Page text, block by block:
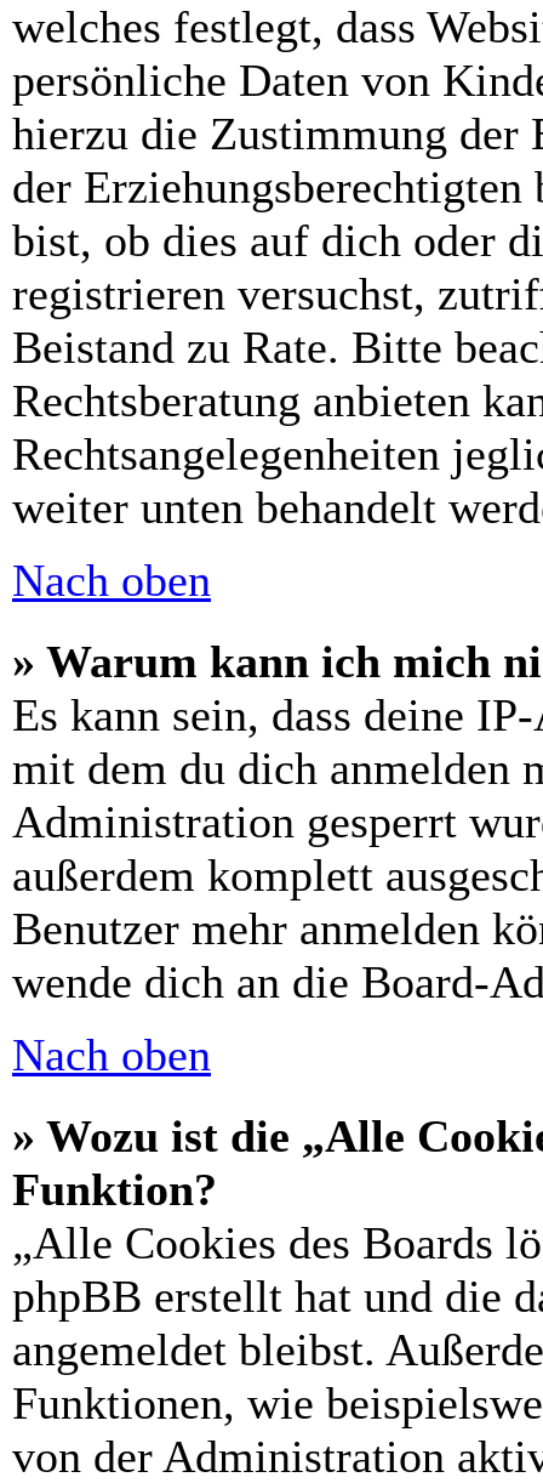
welches festlegt, dass
persönliche Daten von
hierzu die Zustimmung der
der
bist, ob dies auf dich oder
registrieren versuchst,
Beistand zu Rate. Bitte
Rechtsberatung anbieten
Rechtsangelegenheiten
weiter unten behandelt
Nach oben
» Warum kann ich mich
Es kann sein, dass deine
mit dem du dich anmelden
Administration gesperrt
außerdem komplett
Benutzer mehr anmelden
wende dich an die Board-
Nach oben
» Wozu ist die „Alle
Funktion?
„Alle Cookies des Boards
phpBB erstellt hat und die
angemeldet bleibst.
Funktionen, wie
von der Administration